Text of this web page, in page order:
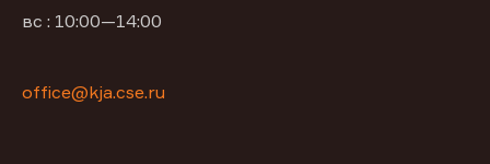
вс : 10:00—14:00
office@kja.cse.ru